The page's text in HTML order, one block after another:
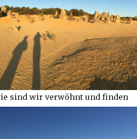
sind wir verwöhnt und finden